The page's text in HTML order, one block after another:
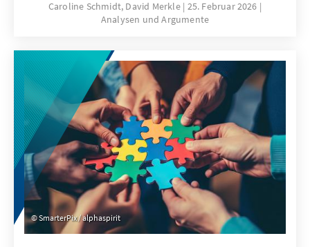
seine Grenzen, was die gezielte Anwerbung
ausländischer Fach- und Arbeitskräfte auf
Deutschland und Europa könnte mit China ein
neuer Wettbewerber im globalen Wettbewerb
um Talente entstehen.
Caroline Schmidt, David Merkle 25. Februar 2026
Analysen und Argumente
SmarterPix / alphaspirit